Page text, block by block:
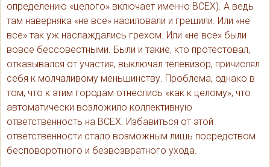
определению «целого» включает именно ВСЕХ). А ведь
там наверняка «не все» насиловали и грешили. Или «не
все» так уж наслаждались грехом. Или «не все» были
вовсе бессовестными. Были и такие, кто протестовал,
отказывался от участия, выключал телевизор, причислял
себя к молчаливому меньшинству. Проблема, однако в
том, что к этим городам отнеслись «как к целому», что
автоматически возложило коллективную
ответственность на ВСЕХ. Избавиться от этой
ответственности стало возможным лишь посредством
бесповоротного и безвозвратного ухода.